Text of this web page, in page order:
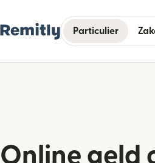
Particulier
Online geld